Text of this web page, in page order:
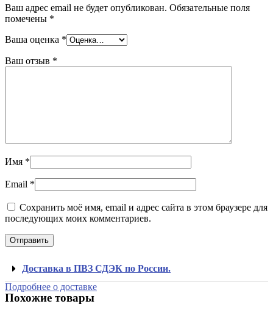
Ваш адрес email не будет опубликован. Обязательные поля
помечены *
Ваша оценка *
Ваш отзыв *
Имя *
Email *
Сохранить моё имя, email и адрес сайта в этом браузере для
последующих моих комментариев.
Доставка в ПВЗ СДЭК по России.
Подробнее о доставке
Похожие товары